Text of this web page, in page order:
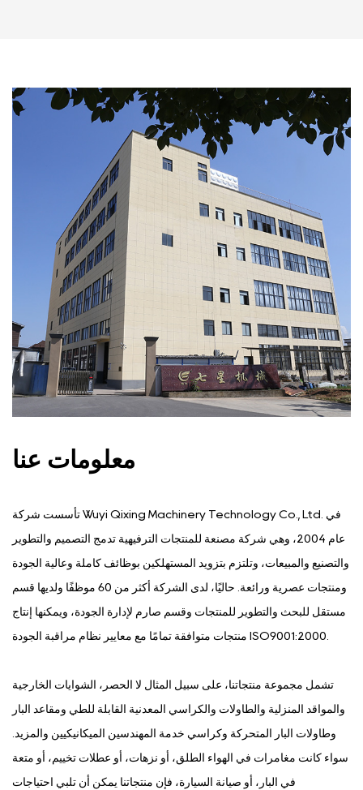
معلومات عنا
تأسست شركة Wuyi Qixing Machinery Technology Co., Ltd. في
عام 2004، وهي شركة مصنعة للمنتجات الترفيهية تدمج التصميم والتطوير
والتصنيع والمبيعات، وتلتزم بتزويد المستهلكين بوظائف كاملة وعالية الجودة
ومنتجات عصرية ورائعة. حاليًا، لدى الشركة أكثر من 60 موظفًا ولديها قسم
مستقل للبحث والتطوير للمنتجات وقسم صارم لإدارة الجودة، ويمكنها إنتاج
منتجات متوافقة تمامًا مع معايير نظام مراقبة الجودة ISO9001:2000.
تشمل مجموعة منتجاتنا، على سبيل المثال لا الحصر، الشوايات الخارجية
والمواقد المنزلية والطاولات والكراسي المعدنية القابلة للطي ومقاعد البار
وطاولات البار المتحركة وكراسي خدمة المهندسين الميكانيكيين والمزيد.
سواء كانت مغامرات في الهواء الطلق، أو نزهات، أو عطلات تخييم، أو متعة
في البار، أو صيانة السيارة، فإن منتجاتنا يمكن أن تلبي احتياجات